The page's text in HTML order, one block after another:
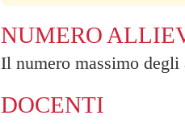
NUMERO
Il numero massimo
DOCENTI